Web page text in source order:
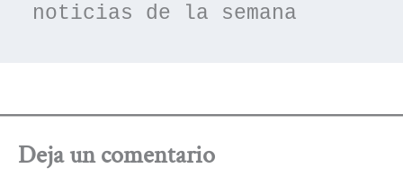
noticias de la semana
Deja un comentario